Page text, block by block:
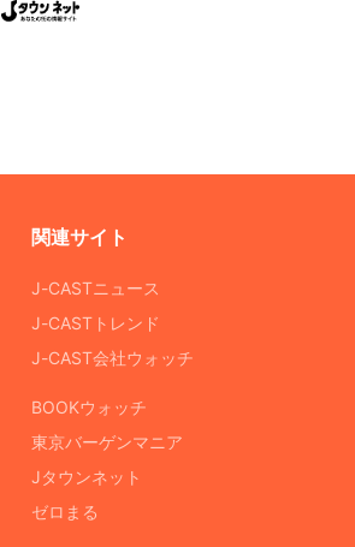
関連サイト
J-CASTニュース
J-CASTトレンド
J-CAST会社ウォッチ
BOOKウォッチ
東京バーゲンマニア
Jタウンネット
ゼロまる